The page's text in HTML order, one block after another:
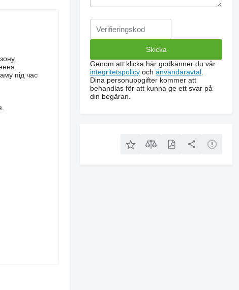
під час
Genom att klicka här godkänner du vår
integritetspolicy ochanvändaravtal
Dina personuppgifter kommer att
behandlas för att kunna ge ett svar på
din begäran.